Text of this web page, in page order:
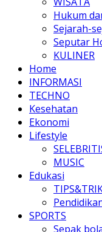
Hukum
Sejarah-
Seputar
KULINER
Home
INFORMASI
TECHNO
Kesehatan
Ekonomi
Lifestyle
MUSIC
Edukasi
SPORTS
Sepak